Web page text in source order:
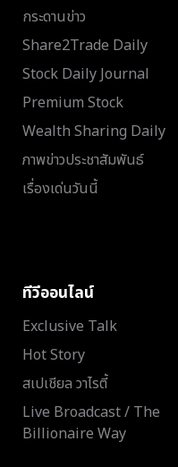
กระดานข่าว
Share2Trade Daily
Stock Daily Journal
Premium Stock
Wealth Sharing Daily
ภาพข่าวประชาสัมพันธ์
เรื่องเด่นวันนี้
ทีวีออนไลน์
Exclusive Talk
Hot Story
สเปเชียล วาไรตี้
Live Broadcast / The
Billionaire Way